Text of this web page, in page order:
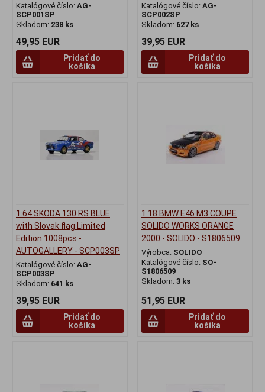
Katalógové číslo: AG-
SCP001SP
Skladom: 238 ks
49,95 EUR
Pridať do
košíka
Katalógové číslo: AG-
SCP002SP
Skladom: 627 ks
39,95 EUR
Pridať do
košíka
1:64 SKODA 130 RS BLUE
with Slovak flag Limited
Edition 1008pcs -
AUTOGALLERY - SCP003SP
Katalógové číslo: AG-
SCP003SP
Skladom: 641 ks
39,95 EUR
Pridať do
košíka
1:18 BMW E46 M3 COUPE
SOLIDO WORKS ORANGE
2000 - SOLIDO - S1806509
Výrobca: SOLIDO
Katalógové číslo: SO-
S1806509
Skladom: 3 ks
51,95 EUR
Pridať do
košíka